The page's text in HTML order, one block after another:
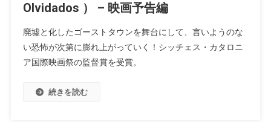
Olvidados ） – 映画予告編
廃墟と化したゴーストタウンを舞台にして、言いようのな
い恐怖が次第に膨れ上がっていく！シッチェス・カタロニ
ア国際映画祭の監督賞を受賞。
続きを読む